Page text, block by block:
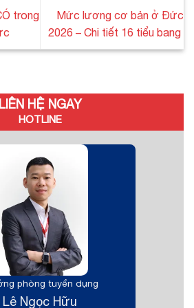
trong
Mức lương cơ bản ở Đức
2026 – Chi tiết 16 tiểu bang
LIÊN HỆ NGAY
HOTLINE
phòng tuyển dụng
Lê Ngọc Hữu